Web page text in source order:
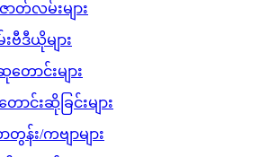
တ်လမ်းများ
ဗီဒီယိုများ
တောင်းများ
ောင်းဆိုခြင်းများ
န်း/ကဗျာများ